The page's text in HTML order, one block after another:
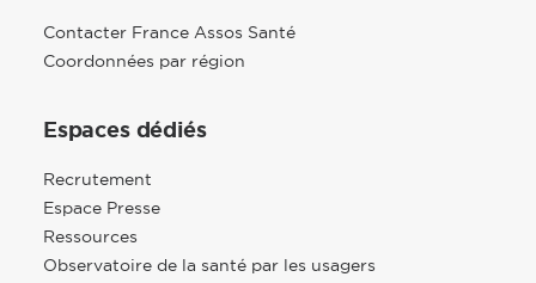
Contacter France Assos Santé
Coordonnées par région
Espaces dédiés
Recrutement
Espace Presse
Ressources
Observatoire de la santé par les usagers